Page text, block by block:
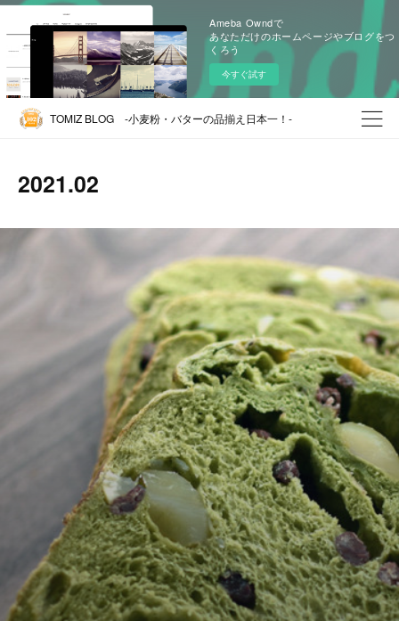
Ameba Owndで
あなただけのホームページやブログをつ
くろう
今すぐ試す
TOMIZ BLOG -小麦粉・バターの品揃え日本一！-
2021.02